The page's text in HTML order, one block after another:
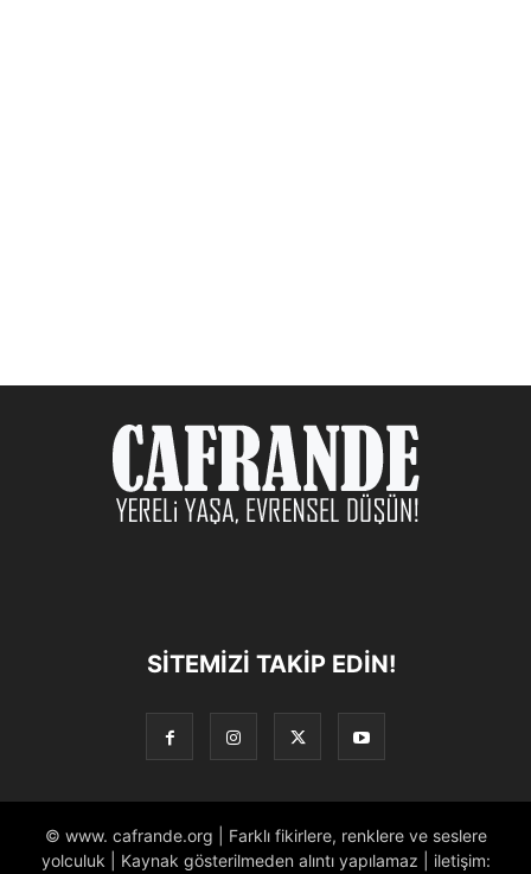
SITEMIZI TAKIP EDIN!
© www. cafrande.org | Farklı fikirlere, renklere ve seslere
yolculuk | Kaynak gösterilmeden alıntı yapılamaz | iletişim: